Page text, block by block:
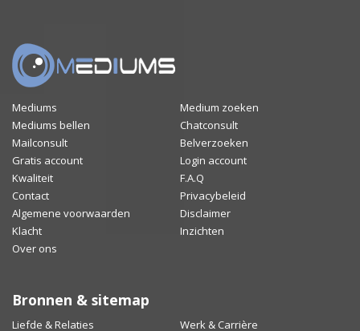
Mediums
Medium zoeken
Mediums bellen
Chatconsult
Mailconsult
Belverzoeken
Gratis account
Login account
Kwaliteit
F.A.Q
Contact
Privacybeleid
Algemene voorwaarden
Disclaimer
Klacht
Inzichten
Over ons
Bronnen & sitemap
Liefde & Relaties Werk & Carrière